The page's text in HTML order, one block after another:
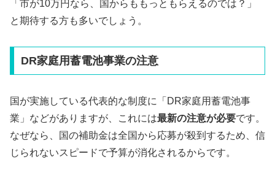
「市が10万円なら、国からももっともらえるのでは？」
と期待する方も多いでしょう。
DR家庭用蓄電池事業の注意
国が実施している代表的な制度に「DR家庭用蓄電池事
業」などがありますが、これには最新の注意が必要です。
なぜなら、国の補助金は全国から応募が殺到するため、信
じられないスピードで予算が消化されるからです。